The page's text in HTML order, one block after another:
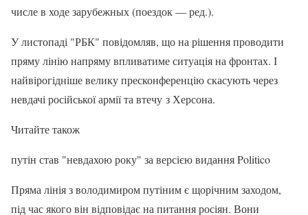
числе в ходе зарубежных (поездок — ред.).
У листопаді "РБК" повідомляв, що на рішення проводити
пряму лінію напряму впливатиме ситуація на фронтах. І
найвірогідніше велику пресконференцію скасують через
невдачі російської армії та втечу з Херсона.
Читайте також
путін став "невдахою року" за версією видання Politico
Пряма лінія з володимиром путіним є щорічним заходом,
під час якого він відповідає на питання росіян. Вони